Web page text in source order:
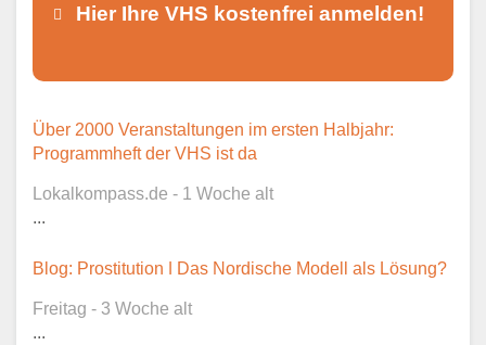
Hier Ihre VHS kostenfrei anmelden!
Dieser Teil dient lediglich zur
Kontaktaufnahme und ist nicht
Über 2000 Veranstaltungen im ersten Halbjahr:
Programmheft der VHS ist da
Lokalkompass.de - 1 Woche alt
...
Blog: Prostitution ǀ Das Nordische Modell als Lösung?
Freitag - 3 Woche alt
...